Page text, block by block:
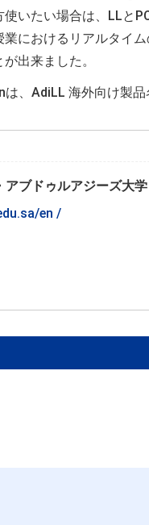
使いたい場合は、LLと
業におけるリアルタイ
出来ました。
、AdiLL 海外向け製品
アブドゥルアジーズ大学
en /